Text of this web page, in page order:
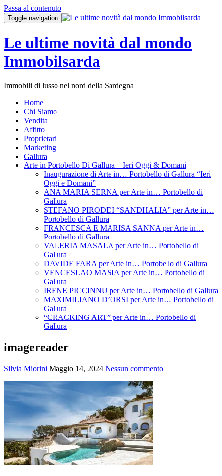
Passa al contenuto
Toggle navigation
Le ultime novità dal mondo
Immobilsarda
Immobili di lusso nel nord della Sardegna
Home
Chi Siamo
Vendita
Affitto
Proprietari
Marketing
Gallura
Arte in Portobello Di Gallura – Ieri Oggi & Domani
Inaugurazione di Arte in… Portobello di Gallura “Ieri
Oggi e Domani”
ANA MARIA SERNA per Arte in… Portobello di
Gallura
STEFANO PIRODDI “SANDHALIA” per Arte in…
Portobello di Gallura
FRANCESCA E MARISA SANNA per Arte in…
Portobello di Gallura
VALERIA MASALA per Arte in… Portobello di
Gallura
DAVIDE FARA per Arte in… Portobello di Gallura
VENCESLAO MASIA per Arte in… Portobello di
Gallura
IRENE PICCINNU per Arte in… Portobello di Gallura
MAXIMILIANO D’ORSI per Arte in… Portobello di
Gallura
“CRACKING ART” per Arte in… Portobello di
Gallura
imagereader
Silvia Miorini Maggio 14, 2024 Nessun commento